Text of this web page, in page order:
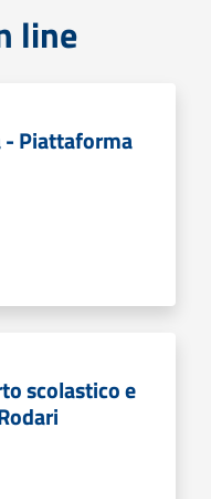
line
- Piattaforma
scolastico e